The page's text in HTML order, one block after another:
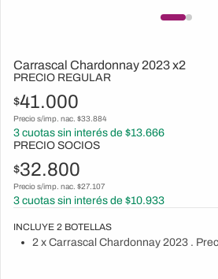
Carrascal Chardonnay 2023 x2
PRECIO REGULAR
$41.000
Precio s/imp. nac. $33.884
3 cuotas sin interés de $13.666
PRECIO SOCIOS
$32.800
Precio s/imp. nac. $27.107
3 cuotas sin interés de $10.933
INCLUYE 2 BOTELLAS
2 x Carrascal Chardonnay 2023 .